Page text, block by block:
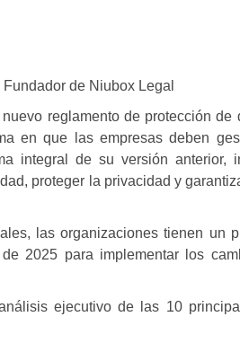
de Niubox Legal
reglamento de protección de
en que las empresas deben
integral de su versión anterior,
proteger la privacidad y
las organizaciones tienen un
2025 para implementar los
ejecutivo de las 10